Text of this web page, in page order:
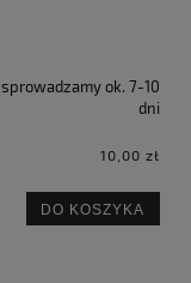
sprowadzamy ok. 7-10
dni
10,00 zł
DO KOSZYKA